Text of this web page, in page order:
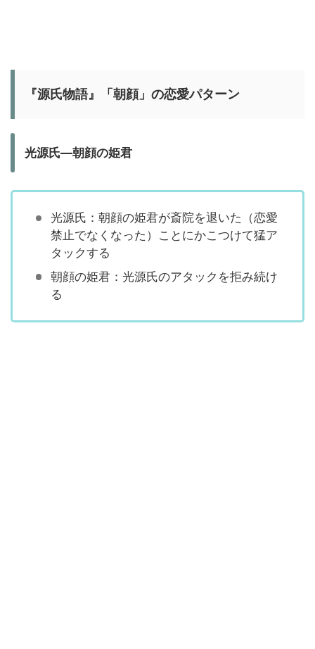
『源氏物語』「朝顔」の恋愛パターン
光源氏―朝顔の姫君
光源氏：朝顔の姫君が斎院を退いた（恋愛
禁止でなくなった）ことにかこつけて猛ア
タックする
朝顔の姫君：光源氏のアタックを拒み続け
る